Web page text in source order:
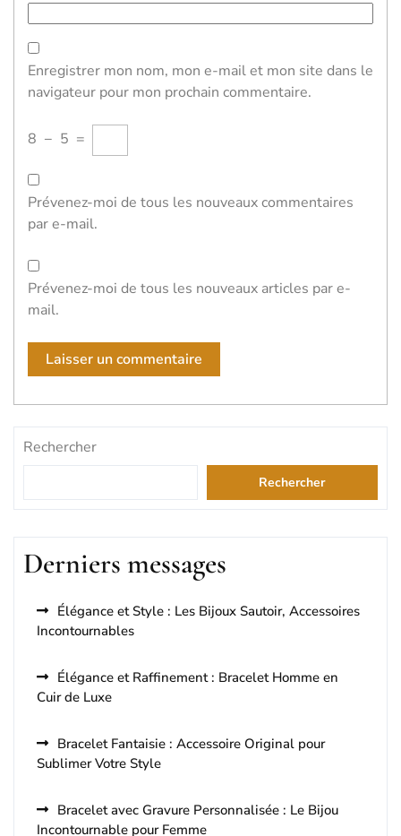
Enregistrer mon nom, mon e-mail et mon site dans le
navigateur pour mon prochain commentaire.
8 − 5 =
Prévenez-moi de tous les nouveaux commentaires
par e-mail.
Prévenez-moi de tous les nouveaux articles par e-
mail.
Rechercher
Rechercher
Derniers messages
Élégance et Style : Les Bijoux Sautoir, Accessoires
Incontournables
Élégance et Raffinement : Bracelet Homme en
Cuir de Luxe
Bracelet Fantaisie : Accessoire Original pour
Sublimer Votre Style
Bracelet avec Gravure Personnalisée : Le Bijou
Incontournable pour Femme